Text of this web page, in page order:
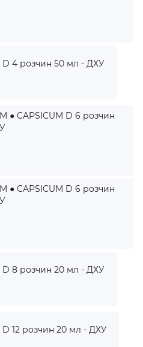
4 розчин 50 мл - ДХУ
CAPSICUM D 6 розчин
CAPSICUM D 6 розчин
8 розчин 20 мл - ДХУ
12 розчин 20 мл - ДХУ